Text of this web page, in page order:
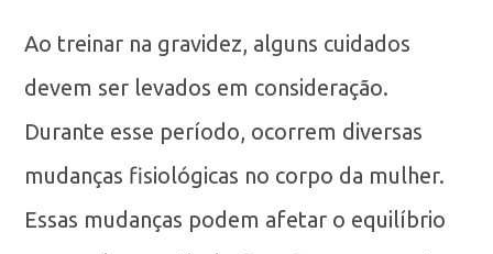
Ao treinar na gravidez, alguns cuidados
devem ser levados em consideração.
Durante esse período, ocorrem diversas
mudanças fisiológicas no corpo da mulher.
Essas mudanças podem afetar o equilíbrio